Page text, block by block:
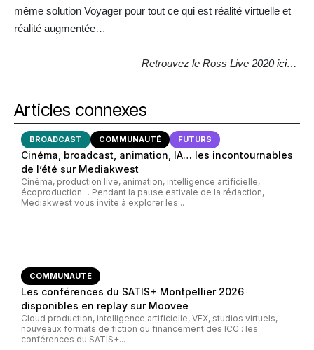
même solution Voyager pour tout ce qui est réalité virtuelle et
réalité augmentée…
Retrouvez le Ross Live 2020ici…
Articles connexes
BROADCAST COMMUNAUTÉ FUTURS
Cinéma, broadcast, animation, IA… les incontournables
de l’été sur Mediakwest
Cinéma, production live, animation, intelligence artificielle,
écoproduction… Pendant la pause estivale de la rédaction,
Mediakwest vous invite à explorer les...
COMMUNAUTÉ
Les conférences du SATIS+ Montpellier 2026
disponibles en replay sur Moovee
Cloud production, intelligence artificielle, VFX, studios virtuels,
nouveaux formats de fiction ou financement des ICC : les
conférences du SATIS+...